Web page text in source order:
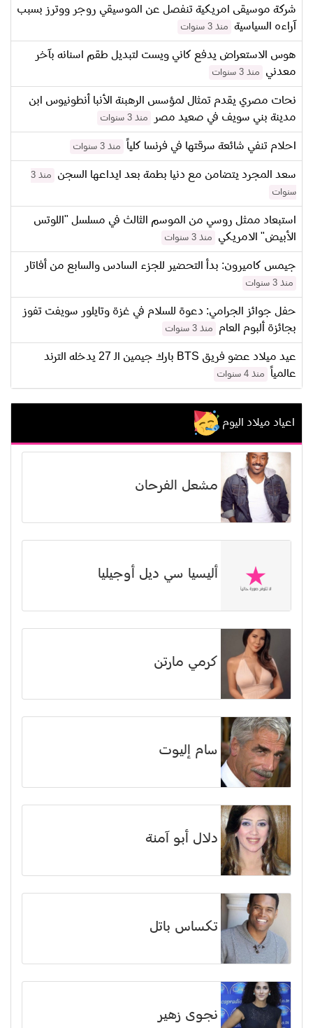
شركة موسيقى امريكية تنفصل عن الموسيقي روجر ووترز بسبب
آراءه السياسية
منذ 3 سنوات
هوس الاستعراض يدفع كاني ويست لتبديل طقم اسنانه بآخر
معدني
منذ 3 سنوات
نحات مصري يقدم تمثال لمؤسس الرهبنة الأنبا أنطونيوس ابن
مدينة بني سويف في صعيد مصر
منذ 3 سنوات
احلام تنفي شائعة سرقتها في فرنسا كلياً منذ 3 سنوات
سعد المجرد يتضامن مع دنيا بطمة بعد ايداعها السجن
منذ 3
سنوات
استبعاد ممثل روسي من الموسم الثالث في مسلسل "اللوتس
الأبيض" الامريكي
منذ 3 سنوات
جيمس كاميرون: بدأ التحضير للجزء السادس والسابع من أفاتار
منذ 3 سنوات
حفل جوائز الجرامي: دعوة للسلام في غزة وتايلور سويفت تفوز
بجائزة ألبوم العام
منذ 3 سنوات
عيد ميلاد عضو فريق BTS بارك جيمين الـ 27 يدخله الترند
عالمياً
منذ 4 سنوات
اعياد ميلاد اليوم
مشعل الفرحان
أليسيا سي ديل أوجيليا
كرمي مارتن
سام إليوت
دلال أبو آمنة
تكساس باتل
نجوى زهير